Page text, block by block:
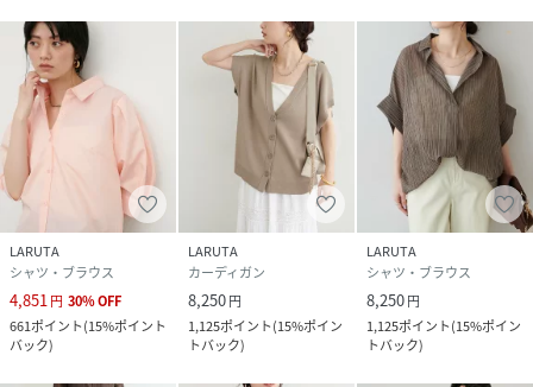
20260603
2026SS_natu
LARUTA
性別タイプ レディース
素材
ライム/ダークブラウン レーヨン57% ポリエス
テル23% ナイロン20% その他1/その他2 レーヨ
ン76% ナイロン19% ポリエステル5%
サイズ FREE
LARUTA
シャツ・ブラウス
4,851 円 30%OFF
661ポイント(15%ポイント
バック)
LARUTA
カーディガン
8,250円
1,125ポイント(15%ポイン
トバック)
LARUTA
シャツ・ブラウス
8,250円
1,125ポイント(15%ポイン
トバック)